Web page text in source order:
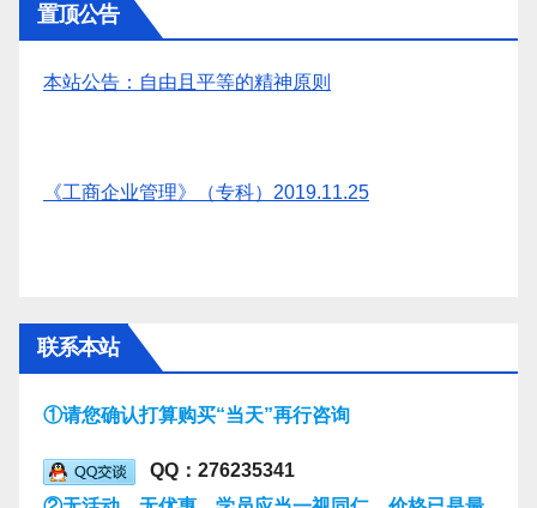
置顶公告
本站公告：自由且平等的精神原则
《工商企业管理》（专科）2019.11.25
联系本站
①请您确认打算购买“当天”再行咨询
QQ：276235341